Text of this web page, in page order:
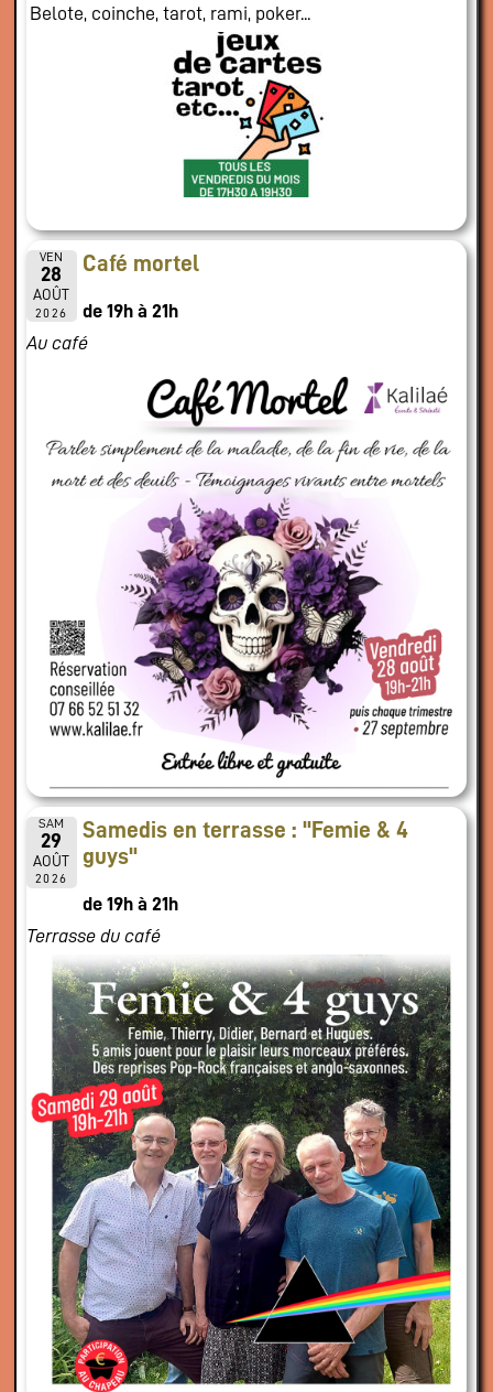
Belote, coinche, tarot, rami, poker...
VEN
28
AOÛT
2026
Café mortel
de 19h à 21h
Au café
SAM
29
AOÛT
2026
Samedis en terrasse : "Femie & 4
guys"
de 19h à 21h
Terrasse du café